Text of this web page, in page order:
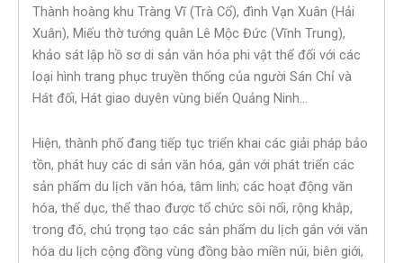
Thành hoàng khu Tràng Vĩ (Trà Cổ), đình Vạn Xuân (Hải
Xuân), Miếu thờ tướng quân Lê Mộc Đức (Vĩnh Trung),
khảo sát lập hồ sơ di sản văn hóa phi vật thể đối với các
loại hình trang phục truyền thống của người Sán Chỉ và
Hát đối, Hát giao duyên vùng biển Quảng Ninh…
Hiện, thành phố đang tiếp tục triển khai các giải pháp bảo
tồn, phát huy các di sản văn hóa, gắn với phát triển các
sản phẩm du lịch văn hóa, tâm linh; các hoạt động văn
hóa, thể dục, thể thao được tổ chức sôi nổi, rộng khắp,
trong đó, chú trọng tạo các sản phẩm du lịch gắn với văn
hóa du lịch cộng đồng vùng đồng bào miền núi, biên giới,